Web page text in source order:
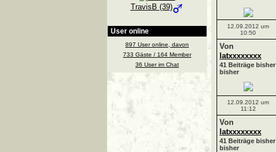
TravisB (39)
User online
897 User online, davon
733 Gäste / 164 Member
36 User im Chat
12.09.2012 um
10:50
Von
latxxxxxxxx
41 Beiträge bisher
bisher
12.09.2012 um
11:12
Von
latxxxxxxxx
41 Beiträge bisher
bisher